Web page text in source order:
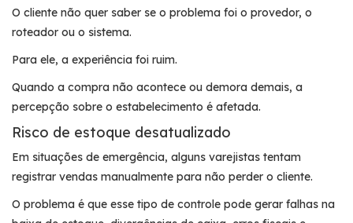
O cliente não quer saber se o problema foi o provedor, o
roteador ou o sistema.
Para ele, a experiência foi ruim.
Quando a compra não acontece ou demora demais, a
percepção sobre o estabelecimento é afetada.
Risco de estoque desatualizado
Em situações de emergência, alguns varejistas tentam
registrar vendas manualmente para não perder o cliente.
O problema é que esse tipo de controle pode gerar falhas na